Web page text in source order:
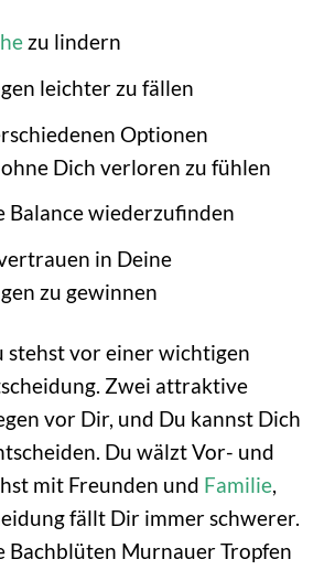
zu lindern
leichter zu fällen
Optionen
Dich verloren zu fühlen
Balance wiederzufinden
in Deine
zu gewinnen
stehst vor einer wichtigen
Zwei attraktive
vor Dir, und Du kannst Dich
Du wälzt Vor- und
mit Freunden und Familie
fällt Dir immer schwerer.
Bachblüten Murnauer Tropfen